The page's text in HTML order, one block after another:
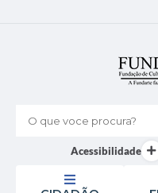
O que voce procura?
Acessibilidade